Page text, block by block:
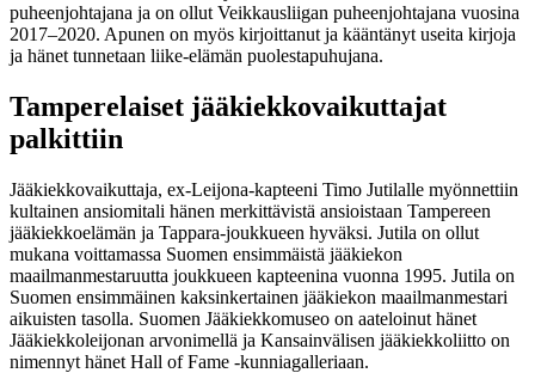
puheenjohtajana ja on ollut Veikkausliigan puheenjohtajana vuosina
2017–2020. Apunen on myös kirjoittanut ja kääntänyt useita kirjoja
ja hänet tunnetaan liike-elämän puolestapuhujana.
Tamperelaiset jääkiekkovaikuttajat
palkittiin
Jääkiekkovaikuttaja, ex-Leijona-kapteeni Timo Jutilalle myönnettiin
kultainen ansiomitali hänen merkittävistä ansioistaan Tampereen
jääkiekkoelämän ja Tappara-joukkueen hyväksi. Jutila on ollut
mukana voittamassa Suomen ensimmäistä jääkiekon
maailmanmestaruutta joukkueen kapteenina vuonna 1995. Jutila on
Suomen ensimmäinen kaksinkertainen jääkiekon maailmanmestari
aikuisten tasolla. Suomen Jääkiekkomuseo on aateloinut hänet
Jääkiekkoleijonan arvonimellä ja Kansainvälisen jääkiekkoliitto on
nimennyt hänet Hall of Fame -kunniagalleriaan.